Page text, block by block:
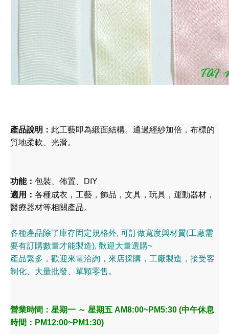
產品說明： 此工藝即為緞面結構。通過經紗加倍，布標的
質地柔軟、光滑。
功能： 包裝、佈置、DIY
適用： 各種成衣，工藝，飾品，文具，玩具，運動器材，
醫療器材等相關產品。
各種產品除了庫存固定規格外, 可訂做寬度與材質(工廠需
要有訂購數量才能製造), 歡迎大量選購~
產品繁多，歡迎來電洽詢，來店採購，工廠製造，接受客
制化、大量批發、單顆零售。
營業時間：星期一 ～ 星期五 AM8:00~PM5:30 (中午休息
時間：PM12:00~PM1:30)